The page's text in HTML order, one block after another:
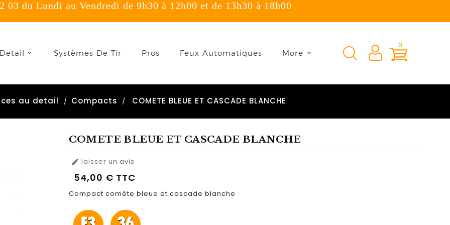
du Lundi au Vendredi de 9h30 à 12h00 et de 13h30 à 18h00
0
Systèmes De Tir Pros Feux Automatiques More
au detail Compacts COMETE BLEUE ET CASCADE BLANCHE
COMETE BLEUE ET CASCADE BLANCHE
 laisser un avis
54,00 € TTC
Compact comète bleue et cascade blanche
×
need to be logged in to save products in your wish list.
Annuler Connexion